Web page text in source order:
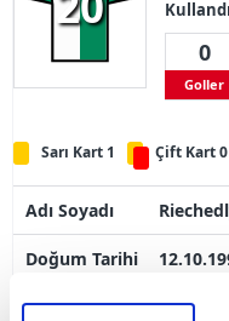
0
Goller
Sarı Kart 1 Çift Kart 0
Adı Soyadı
Doğum Tarihi
Ülke Hollanda